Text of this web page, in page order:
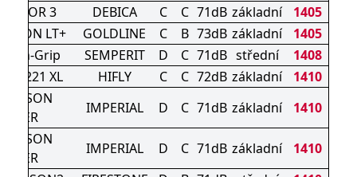
3
DEBICA C C 71dB základní
1405
LT+
GOLDLINE C B 73dB základní
1405
Grip
SEMPERIT D C 71dB střední
1408
221 XL
HIFLY C C 72dB základní
1410
SEASON
IMPERIAL D C 71dB základní
1410
SEASON
IMPERIAL D C 71dB základní
1410